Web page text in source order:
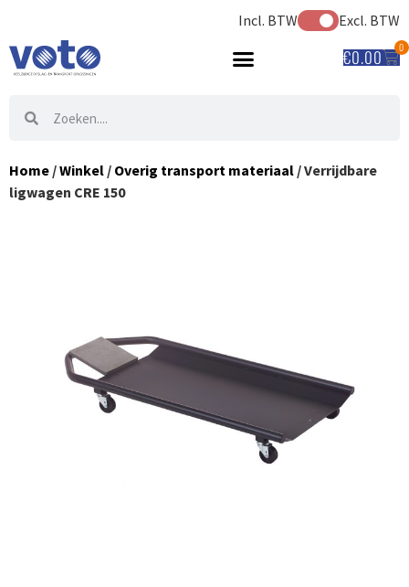
Incl. BTW Excl. BTW
€0.00 0
Home /Winkel / Overig transport materiaal / Verrijdbare
ligwagen CRE 150